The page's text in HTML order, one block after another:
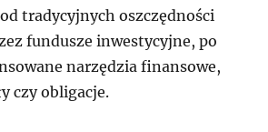
tradycyjnych oszczędności
fundusze inwestycyjne, po
narzędzia finansowe,
czy obligacje.